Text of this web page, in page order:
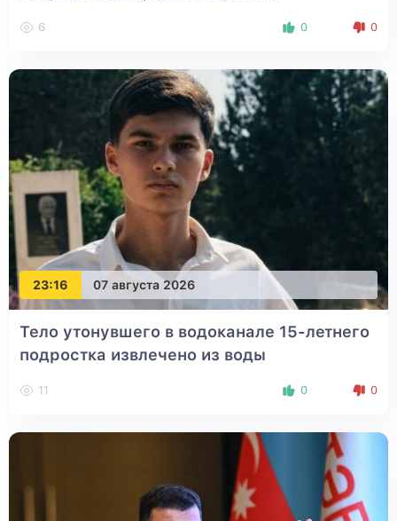
6 0 0
23:16 07 августа 2026
Тело утонувшего в водоканале 15-летнего
подростка извлечено из воды
11 0 0